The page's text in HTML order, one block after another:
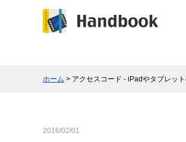
ホーム > アクセスコード - iPadやタブレッ
2016/02/01